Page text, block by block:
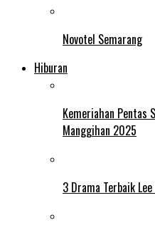
Novotel Semarang
Hiburan
Kemeriahan Pentas
Manggihan 2025
3 Drama Terbaik